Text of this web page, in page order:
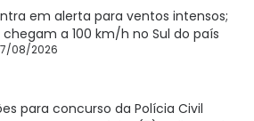
em alerta para ventos intensos;
chegam a 100 km/h no Sul do país
08/2026
para concurso da Polícia Civil